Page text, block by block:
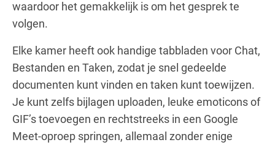
waardoor het gemakkelijk is om het gesprek te
volgen.
Elke kamer heeft ook handige tabbladen voor Chat,
Bestanden en Taken, zodat je snel gedeelde
documenten kunt vinden en taken kunt toewijzen.
Je kunt zelfs bijlagen uploaden, leuke emoticons of
GIF’s toevoegen en rechtstreeks in een Google
Meet-oproep springen, allemaal zonder enige